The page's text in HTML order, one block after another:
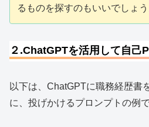
るものを探すのもいいでしょう
２.ChatGPTを活用して自己
以下は、ChatGPTに職務経歴書
に、投げかけるプロンプトの例で